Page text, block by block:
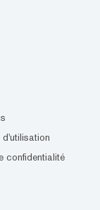
confidentialité